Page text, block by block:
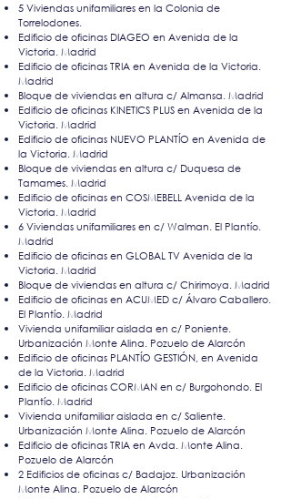
5 Viviendas unifamiliares en la Colonia de
Torrelodones.
Edificio de oficinas DIAGEO en Avenida de la
Victoria. Madrid
Edificio de oficinas TRIA en Avenida de la Victoria.
Madrid
Bloque de viviendas en altura c/ Almansa. Madrid
Edificio de oficinas KINETICS PLUS en Avenida de la
Victoria. Madrid
Edificio de oficinas NUEVO PLANTÍO en Avenida de
la Victoria. Madrid
Bloque de viviendas en altura c/ Duquesa de
Tamames. Madrid
Edificio de oficinas en COSMEBELL Avenida de la
Victoria. Madrid
6 Viviendas unifamiliares en c/ Walman. El Plantío.
Madrid
Edificio de oficinas en GLOBAL TV Avenida de la
Victoria. Madrid
Bloque de viviendas en altura c/ Chirimoya. Madrid
Edificio de oficinas en ACUMED c/ Álvaro Caballero.
El Plantío. Madrid
Vivienda unifamiliar aislada en c/ Poniente.
Urbanización Monte Alina. Pozuelo de Alarcón
Edificio de oficinas PLANTÍO GESTIÓN, en Avenida
de la Victoria. Madrid
Edificio de oficinas CORMAN en c/ Burgohondo. El
Plantío. Madrid
Vivienda unifamiliar aislada en c/ Saliente.
Urbanización Monte Alina. Pozuelo de Alarcón
Edificio de oficinas TRIA en Avda. Monte Alina.
Pozuelo de Alarcón
2 Edificios de oficinas c/ Badajoz. Urbanización
Monte Alina. Pozuelo de Alarcón